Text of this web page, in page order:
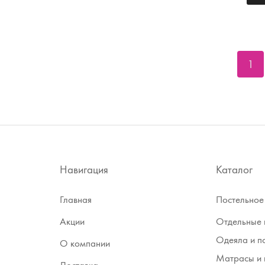
1
Навигация
Главная
Акции
О компании
Каталог
Отдельные
Одеяла и
Матрасы и